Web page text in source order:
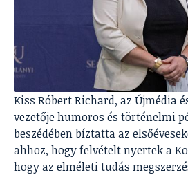
Kiss Róbert Richard, az Újmédia
vezetője humoros és történelmi
beszédében bíztatta az
ahhoz, hogy felvételt nyertek a
hogy az elméleti tudás